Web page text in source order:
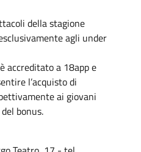
della stagione
agli under
accreditato a 18app e
l’acquisto di
ai giovani
bonus.